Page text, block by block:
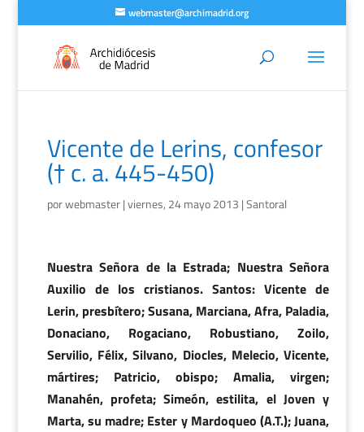
webmaster@archimadrid.org
Vicente de Lerins, confesor
(† c. a. 445-450)
porwebmaster|viernes, 24 mayo 2013 |Santoral
Nuestra Señora de la Estrada; Nuestra Señora
Auxilio de los cristianos. Santos: Vicente de
Lerin, presbítero; Susana, Marciana, Afra, Paladia,
Donaciano, Rogaciano, Robustiano, Zoilo,
Servilio, Félix, Silvano, Diocles, Melecio, Vicente,
mártires; Patricio, obispo; Amalia, virgen;
Manahén, profeta; Simeón, estilita, el Joven y
Marta, su madre; Ester y Mardoqueo (A.T.); Juana,